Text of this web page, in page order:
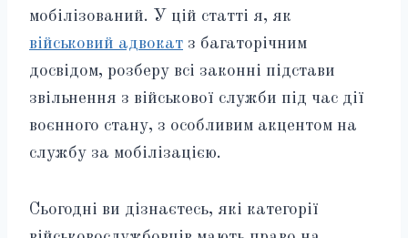
мобілізований. У цій статті я, як
військовий адвокат з багаторічним
досвідом, розберу всі законні підстави
звільнення з військової служби під час дії
воєнного стану, з особливим акцентом на
службу за мобілізацією.
Сьогодні ви дізнаєтесь, які категорії